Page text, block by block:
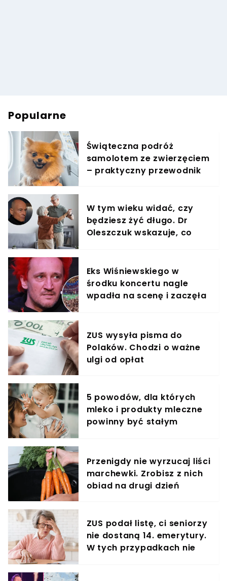
Popularne
Świąteczna podróż
samolotem ze zwierzęciem
– praktyczny przewodnik
W tym wieku widać, czy
będziesz żyć długo. Dr
Oleszczuk wskazuje, co
Eks Wiśniewskiego w
środku koncertu nagle
wpadła na scenę i zaczęła
ZUS wysyła pisma do
Polaków. Chodzi o ważne
ulgi od opłat
5 powodów, dla których
mleko i produkty mleczne
powinny być stałym
Przenigdy nie wyrzucaj liści
marchewki. Zrobisz z nich
obiad na drugi dzień
ZUS podał listę, ci seniorzy
nie dostaną 14. emerytury.
W tych przypadkach nie